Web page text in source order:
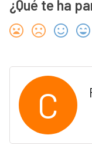
¿Qué te ha
C